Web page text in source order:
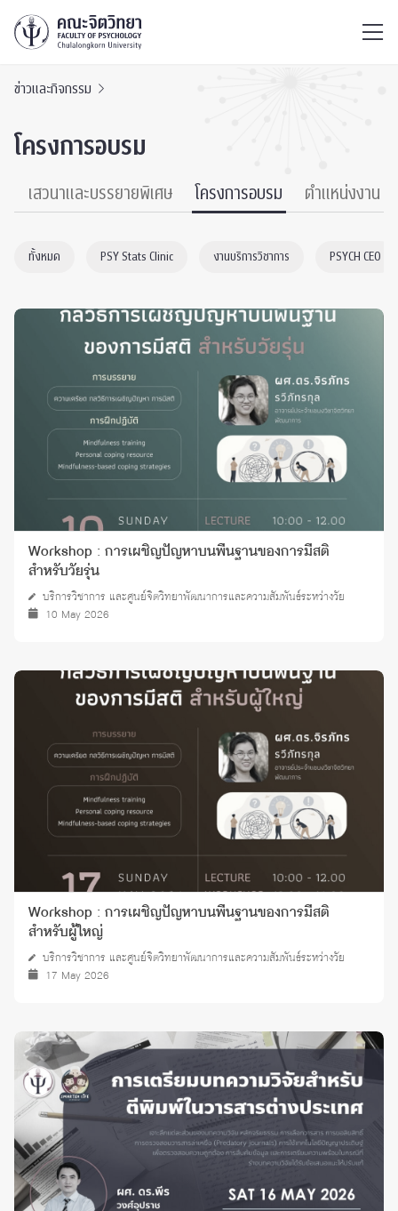
ข่าวและกิจกรรม
โครงการอบรม
เสวนาและบรรยายพิเศษ โครงการอบรม ตำแหน่งงาน
ทั้งหมด PSY Stats Clinic งานบริการวิชาการ PSYCH CEO
Workshop : การเผชิญปัญหาบนพื้นฐานของการมีสติ
สำหรับวัยรุ่น
บริการวิชาการ และศูนย์จิตวิทยาพัฒนาการและความสัมพันธ์ระหว่างวัย
10 May 2026
Workshop : การเผชิญปัญหาบนพื้นฐานของการมีสติ
สำหรับผู้ใหญ่
บริการวิชาการ และศูนย์จิตวิทยาพัฒนาการและความสัมพันธ์ระหว่างวัย
17 May 2026